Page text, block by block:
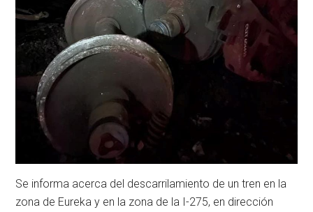
Se informa acerca del descarrilamiento de un tren en la
zona de Eureka y en la zona de la I-275, en dirección